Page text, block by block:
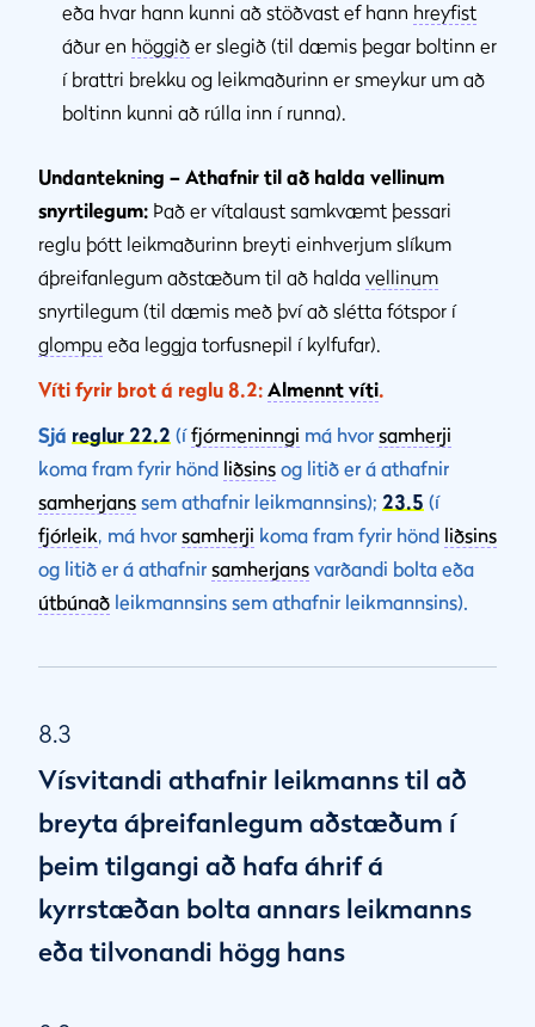
eða hvar hann kunni að stöðvast ef hann hreyfist
áður en höggið er slegið (til dæmis þegar boltinn er
í brattri brekku og leikmaðurinn er smeykur um að
boltinn kunni að rúlla inn í runna).
Undantekning – Athafnir til að halda vellinum
snyrtilegum: Það er vítalaust samkvæmt þessari
reglu þótt leikmaðurinn breyti einhverjum slíkum
áþreifanlegum aðstæðum til að halda vellinum
snyrtilegum (til dæmis með því að slétta fótspor í
glompu eða leggja torfusnepil í kylfufar).
Víti fyrir brot á reglu 8.2: Almennt víti.
Sjá reglur 22.2 (ífjórmeninngi má hvor samherji
koma fram fyrir hönd liðsins og litið er á athafnir
samherjans sem athafnir leikmannsins); 23.5 (í
fjórleik, má hvor samherji koma fram fyrir hönd liðsins
og litið er á athafnir samherjans varðandi bolta eða
útbúnað leikmannsins sem athafnir leikmannsins).
8.3
Vísvitandi athafnir leikmanns til að
breyta áþreifanlegum aðstæðum í
þeim tilgangi að hafa áhrif á
kyrrstæðan bolta annars leikmanns
eða tilvonandi högg hans